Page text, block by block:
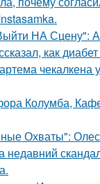
НА Сцену":
как
чекалкена
Колумба,
Охваты":
недавний